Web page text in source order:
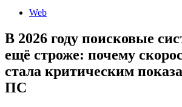
Web
В 2026 году поисковые
ещё строже: почему
стала критическим
ПС